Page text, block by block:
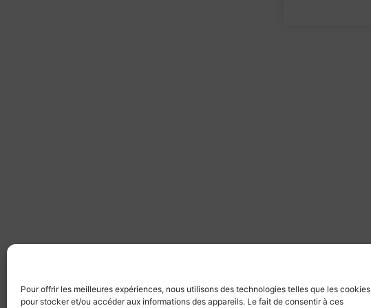
Pour offrir les meilleures expériences, nous utilisons des technologies telles que les cookies
pour stocker et/ou accéder aux informations des appareils. Le fait de consentir à ces